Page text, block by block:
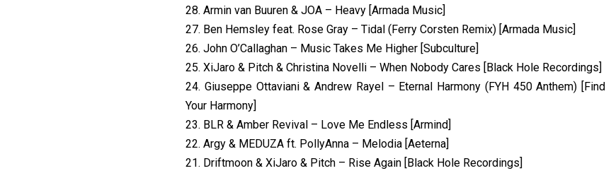
28. Armin van Buuren & JOA – Heavy [Armada Music]
27. Ben Hemsley feat. Rose Gray – Tidal (Ferry Corsten Remix) [Armada Music]
26. John O’Callaghan – Music Takes Me Higher [Subculture]
25. XiJaro & Pitch & Christina Novelli – When Nobody Cares [Black Hole Recordings]
24. Giuseppe Ottaviani & Andrew Rayel – Eternal Harmony (FYH 450 Anthem) [Find
Your Harmony]
23. BLR & Amber Revival – Love Me Endless [Armind]
22. Argy & MEDUZA ft. PollyAnna – Melodia [Aeterna]
21. Driftmoon & XiJaro & Pitch – Rise Again [Black Hole Recordings]